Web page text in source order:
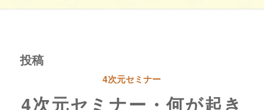
投稿
4次元セミナー
4次元セミナー・何が起き